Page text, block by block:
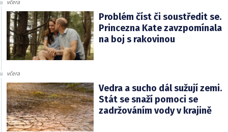
včera
Problém číst či soustředit se.
Princezna Kate zavzpomínala
na boj s rakovinou
včera
Vedra a sucho dál sužují zemi.
Stát se snaží pomoci se
zadržováním vody v krajině